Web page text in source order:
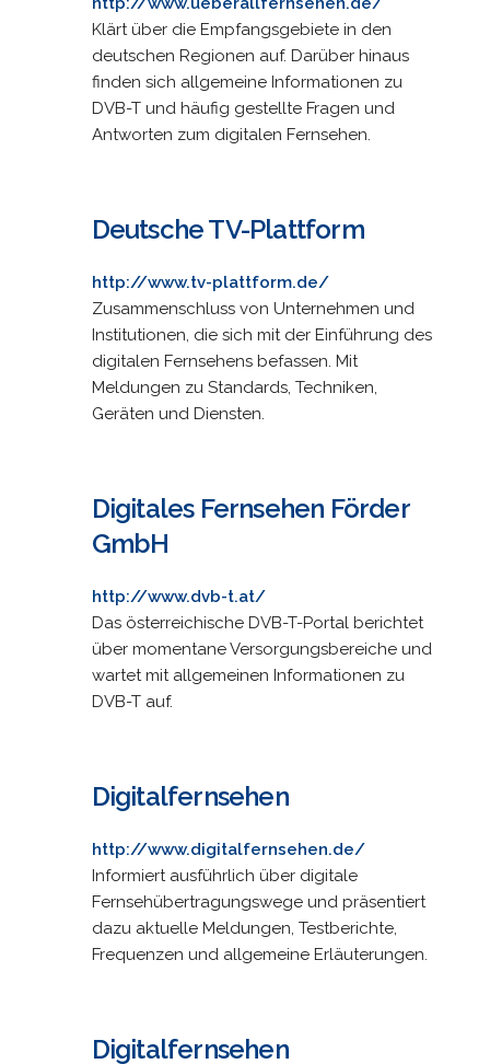
Klärt über die Empfangsgebiete in den
deutschen Regionen auf. Darüber hinaus
finden sich allgemeine Informationen zu
DVB-T und häufig gestellte Fragen und
Antworten zum digitalen Fernsehen.
Deutsche TV-Plattform
http://www.tv-plattform.de/
Zusammenschluss von Unternehmen und
Institutionen, die sich mit der Einführung des
digitalen Fernsehens befassen. Mit
Meldungen zu Standards, Techniken,
Geräten und Diensten.
Digitales Fernsehen Förder
GmbH
http://www.dvb-t.at/
Das österreichische DVB-T-Portal berichtet
über momentane Versorgungsbereiche und
wartet mit allgemeinen Informationen zu
DVB-T auf.
Digitalfernsehen
http://www.digitalfernsehen.de/
Informiert ausführlich über digitale
Fernsehübertragungswege und präsentiert
dazu aktuelle Meldungen, Testberichte,
Frequenzen und allgemeine Erläuterungen.
Digitalfernsehen